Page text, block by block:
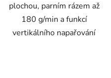
plochou, parním rázem až
180 g/min a funkcí
vertikálního napařování